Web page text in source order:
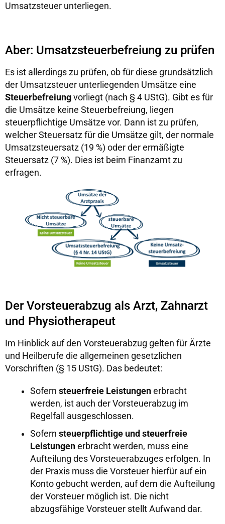
Umsatzsteuer unterliegen.
Aber: Umsatzsteuerbefreiung zu prüfen
Es ist allerdings zu prüfen, ob für diese grundsätzlich
der Umsatzsteuer unterliegenden Umsätze eine
Steuerbefreiung vorliegt (nach § 4 UStG). Gibt es für
die Umsätze keine Steuerbefreiung, liegen
steuerpflichtige Umsätze vor. Dann ist zu prüfen,
welcher Steuersatz für die Umsätze gilt, der normale
Umsatzsteuersatz (19 %) oder der ermäßigte
Steuersatz (7 %). Dies ist beim Finanzamt zu
erfragen.
Der Vorsteuerabzug als Arzt, Zahnarzt
und Physiotherapeut
Im Hinblick auf den Vorsteuerabzug gelten für Ärzte
und Heilberufe die allgemeinen gesetzlichen
Vorschriften (§ 15 UStG). Das bedeutet:
Sofern steuerfreie Leistungen erbracht
werden, ist auch der Vorsteuerabzug im
Regelfall ausgeschlossen.
Sofern steuerpflichtige und steuerfreie
Leistungen erbracht werden, muss eine
Aufteilung des Vorsteuerabzuges erfolgen. In
der Praxis muss die Vorsteuer hierfür auf ein
Konto gebucht werden, auf dem die Aufteilung
der Vorsteuer möglich ist. Die nicht
abzugsfähige Vorsteuer stellt Aufwand dar.